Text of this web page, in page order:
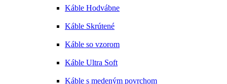
Káble Hodvábne
Káble Skrútené
Káble so vzorom
Káble Ultra Soft
Káble s medeným povrchom